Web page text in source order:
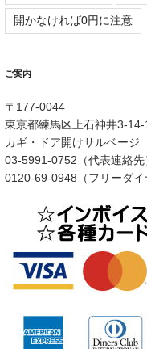
開かなければ0円に注意
ご案内
〒177-0044
東京都練馬区上石神井3-14-
カギ・ドア開けサルベー
03-5991-0752（代表連絡先
0120-69-0948（フリーダイ